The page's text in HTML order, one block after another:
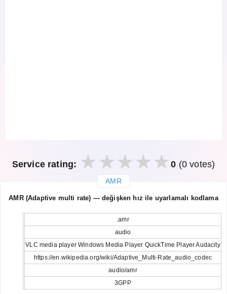
Service rating: 0 (0 votes)
AMR
AMR (Adaptive multi rate) — değişken hız ile uyarlamalı kodlama
.amr
audio
VLC media player Windows Media Player QuickTime Player Audacity
https://en.wikipedia.org/wiki/Adaptive_Multi-Rate_audio_codec
audio/amr
3GPP